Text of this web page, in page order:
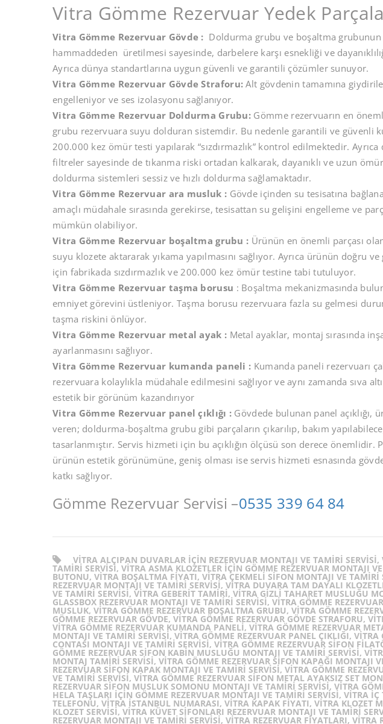
Vitra Gömme Rezervuar Yedek
Vitra Gömme Rezervuar Gövde : Doldurma grubu ve boşaltma
hammaddeden üretilmesi sayesinde, darbelere karşı esnekliği ve
Ayrıca dünya standartlarına uygun güvenli ve garantili çözümler sunuyor.
Vitra Gömme Rezervuar Gövde Straforu: Alt gövdenin tamamına
engelleniyor ve ses izolasyonu sağlanıyor.
Vitra Gömme Rezervuar Doldurma Grubu: Gömme rezervuarın en
grubu rezervuara suyu dolduran sistemdir. Bu nedenle garantili ve güvenli
200.000 kez ömür testi yapılarak “sızdırmazlık” kontrol edilmektedir.
filtreler sayesinde de tıkanma riski ortadan kalkarak, dayanıklı ve uzun
doldurma sistemleri sessiz ve hızlı doldurma sağlamaktadır.
Vitra Gömme Rezervuar ara musluk : Gövde içinden su tesisatına
amaçlı müdahale sırasında gerekirse, tesisattan su gelişini engelleme ve
mümkün olabiliyor.
Vitra Gömme Rezervuar boşaltma grubu : Ürünün en önemli parçası
suyu klozete aktararak yıkama yapılmasını sağlıyor. Ayrıca ürünün doğru
için fabrikada sızdırmazlık ve 200.000 kez ömür testine tabi tutuluyor.
Vitra Gömme Rezervuar taşma borusu : Boşaltma mekanizmasında
emniyet görevini üstleniyor. Taşma borusu rezervuara fazla su gelmesi
taşma riskini önlüyor.
Vitra Gömme Rezervuar metal ayak : Metal ayaklar, montaj sırasında
ayarlanmasını sağlıyor.
Vitra Gömme Rezervuar kumanda paneli : Kumanda paneli rezervuarı
rezervuara kolaylıkla müdahale edilmesini sağlıyor ve aynı zamanda sıva
estetik bir görünüm kazandırıyor
Vitra Gömme Rezervuar panel çıklığı : Gövdede bulunan panel
veren; doldurma-boşaltma grubu gibi parçaların çıkarılıp, bakım
tasarlanmıştır. Servis hizmeti için bu açıklığın ölçüsü son derece önemlidir.
ürünün estetik görünümüne, geniş olması ise servis hizmeti esnasında
katkı sağlıyor.
Gömme Rezervuar Servisi –0535 339 64 84
VITRA ALÇIPAN DUVARLAR IÇIN REZERVUAR MONTAJI VE TAMIRI
TAMIRI SERVISI, VITRA ASMA KLOZETLER IÇIN GÖMME REZERVUAR MONTAJI
BUTONU, VITRA BOŞALTMA FIYATI, VITRA ÇEKMELI SIFON MONTAJI VE TAMIRI
REZERVUAR MONTAJI VE TAMIRI SERVISI, VITRA DUVARA TAM DAYALI
VE TAMIRI SERVISI, VITRA GEBERIT TAMIRI, VITRA GIZLI TAHARET MUSLUĞU
GLASSBOX REZERVUAR MONTAJI VE TAMIRI SERVISI, VITRA GÖMME
MUSLUK, VITRA GÖMME REZERVUAR BOŞALTMA GRUBU, VITRA GÖMME
GÖMME REZERVUAR GÖVDE, VITRA GÖMME REZERVUAR GÖVDE STRAFORU,
VITRA GÖMME REZERVUAR KUMANDA PANELI, VITRA GÖMME REZERVUAR
MONTAJI VE TAMIRI SERVISI, VITRA GÖMME REZERVUAR PANEL ÇIKLIĞI,
CONTASI MONTAJI VE TAMIRI SERVISI, VITRA GÖMME REZERVUAR SIFON
GÖMME REZERVUAR SIFON KABIN MUSLUĞU MONTAJI VE TAMIRI SERVISI,
MONTAJ TAMIRI SERVISI, VITRA GÖMME REZERVUAR SIFON KAPAĞI MONTAJI
REZERVUAR SIFON KAPAK MONTAJI VE TAMIRI SERVISI, VITRA GÖMME
VE TAMIRI SERVISI, VITRA GÖMME REZERVUAR SIFON METAL AYAKSIZ SET
REZERVUAR SIFON MUSLUK SOMONU MONTAJI VE TAMIRI SERVISI, VITRA
HELA TAŞLARI IÇIN GÖMME REZERVUAR MONTAJI VE TAMIRI SERVISI, VITRA
TELEFONU, VITRA ISTANBUL NUMARASI, VITRA KAPAK FIYATI, VITRA KLOZET
KLOZET SERVISI, VITRA KÜVET SIFONLARI REZERVUAR MONTAJI VE TAMIRI
REZERVUAR MONTAJI VE TAMIRI SERVISI, VITRA REZERVUAR FIYATLARI, VITRA